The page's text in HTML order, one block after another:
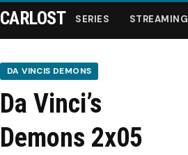
Series
Streaming
CARLOST SERIES STREAMING
DA VINCIS DEMONS
Da Vinci’s
Demons 2x05